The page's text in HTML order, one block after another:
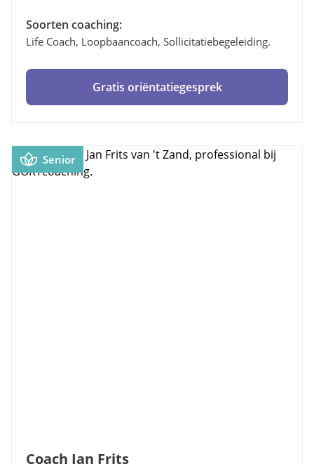
Soorten coaching:
Life Coach, Loopbaancoach, Sollicitatiebegeleiding.
Gratis oriëntatiegesprek
Senior
Coach Jan Frits